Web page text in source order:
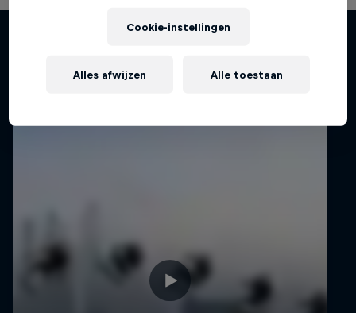
Cookie-instellingen
Alles afwijzen Alle toestaan